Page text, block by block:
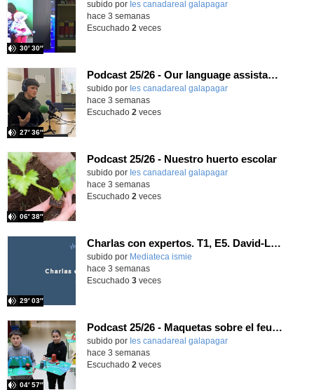
subido por Ies canadareal galapagar
30′ 30″
-
hace 3 semanas
Escuchado 2 veces
Podcast 25/26 - Our language assistant Ellie
subido por Ies canadareal galapagar
27′ 36″
-
hace 3 semanas
Escuchado 2 veces
Podcast 25/26 - Nuestro huerto escolar
subido por Ies canadareal galapagar
06′ 38″
-
hace 3 semanas
Escuchado 2 veces
Charlas con expertos. T1, E5. David-Li Ilundáin Reviriego
subido por Mediateca ismie
29′ 03″
hace 3 semanas
Escuchado 3veces
Podcast 25/26 - Maquetas sobre el feudalismo
subido por Ies canadareal galapagar
04′ 57″
-
hace 3 semanas
Escuchado 2 veces